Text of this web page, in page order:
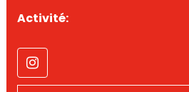
Activité: